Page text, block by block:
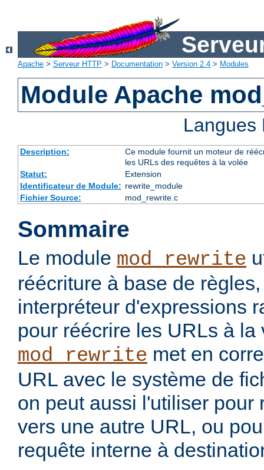
Apache > Serveur HTTP > Documentation > Version 2.4 > Modules
Module Apache
Description:
Ce module fournit un moteur de
les URLs des requêtes à la volée
Statut:
Extension
Identificateur de Module: rewrite_module
Fichier Source:
mod_rewrite.c
Sommaire
Le module mod_rewrite
réécriture à base de
interpréteur d'expressions
pour réécrire les URLs à la
mod_rewrite met en
URL avec le système de
on peut aussi l'utiliser pour
vers une autre URL, ou
requête interne à